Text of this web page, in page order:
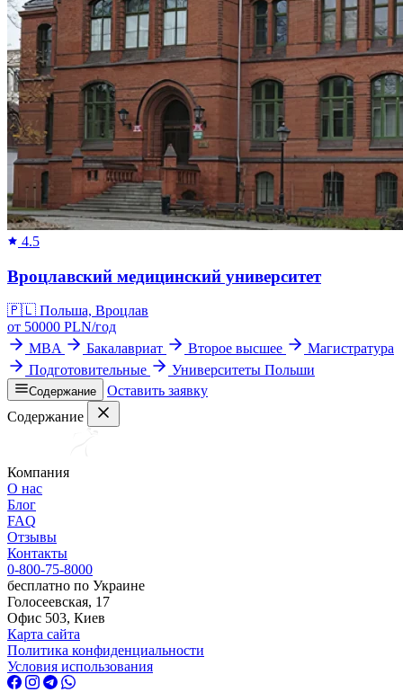
4.5
Вроцлавский медицинский университет
🇵🇱 Польша, Вроцлав
от 50000 PLN/год
MBA
Бакалавриат Второе высшее
Магистратура
Подготовительные
Университеты Польши
Содержание
Оставить заявку
Содержание
Компания
О нас
Блог
FAQ
Отзывы
Контакты
0-800-75-8000
бесплатно по Украине
Голосеевская, 17
Офис 503, Киев
Карта сайта
Политика конфиденциальности
Условия использования